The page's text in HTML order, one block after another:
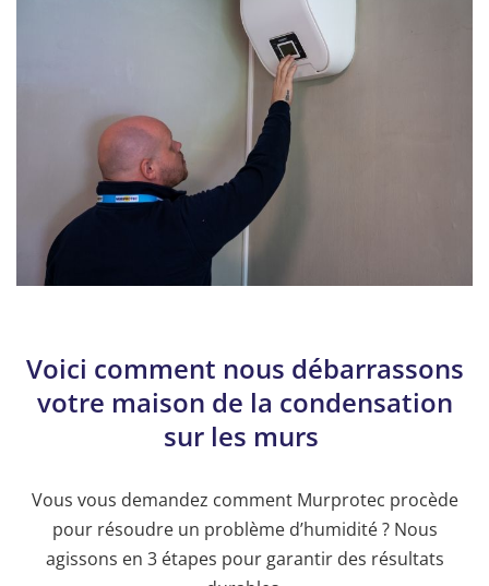
Voici comment nous débarrassons
votre maison de la condensation
sur les murs
Vous vous demandez comment Murprotec procède
pour résoudre un problème d’humidité ? Nous
agissons en 3 étapes pour garantir des résultats